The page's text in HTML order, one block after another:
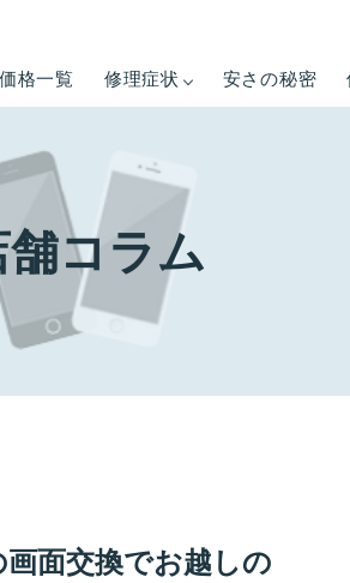
価格一覧 修理症状 安さの秘密
舗コラム
面交換でお越しの